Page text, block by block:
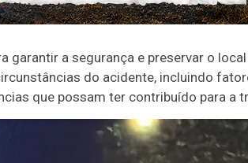
garantir a segurança e preservar o
do acidente, incluindo
que possam ter contribuído para a